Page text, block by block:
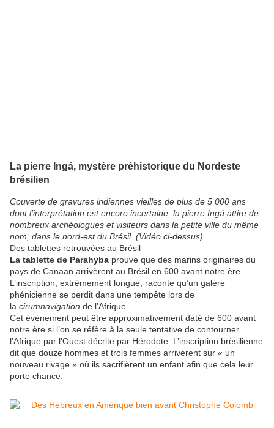
La pierre Ingá, mystère préhistorique du Nordeste
brésilien
Couverte de gravures indiennes vieilles de plus de 5 000 ans
dont l’interprétation est encore incertaine, la pierre Ingá attire de
nombreux archéologues et visiteurs dans la petite ville du même
nom, dans le nord-est du Brésil. (Vidéo ci-dessus)
Des tablettes retrouvées au Brésil
La tablette de Parahyba prouve que des marins originaires du
pays de Canaan arrivèrent au Brésil en 600 avant notre ère.
L’inscription, extrêmement longue, raconte qu’un galère
phénicienne se perdit dans une tempête lors de
la cirumnavigation de l’Afrique.
Cet événement peut être approximativement daté de 600 avant
notre ère si l’on se réfère à la seule tentative de contourner
l’Afrique par l’Ouest décrite par Hérodote. L’inscription brèsilienne
dit que douze hommes et trois femmes arrivèrent sur « un
nouveau rivage » où ils sacrifièrent un enfant afin que cela leur
porte chance.